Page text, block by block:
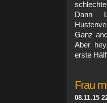
Dann
Ganz
Aber
erste
Frau
08.11.15